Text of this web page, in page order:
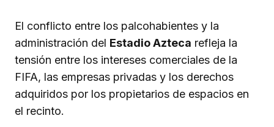
El conflicto entre los palcohabientes y la
administración del Estadio Azteca refleja la
tensión entre los intereses comerciales de la
FIFA, las empresas privadas y los derechos
adquiridos por los propietarios de espacios en
el recinto.